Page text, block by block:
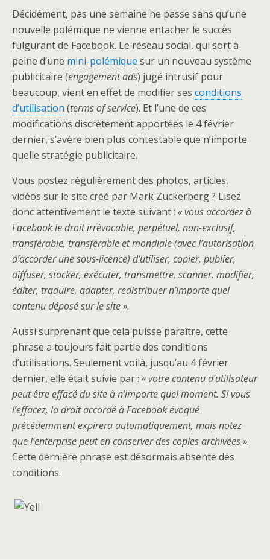
Décidément, pas une semaine ne passe sans qu’une
nouvelle polémique ne vienne entacher le succès
fulgurant de Facebook. Le réseau social, qui sort à
peine d’une mini-polémique sur un nouveau système
publicitaire (engagement ads) jugé intrusif pour
beaucoup, vient en effet de modifier ses conditions
d’utilisation (terms of service). Et l’une de ces
modifications discrètement apportées le 4 février
dernier, s’avère bien plus contestable que n’importe
quelle stratégie publicitaire.
Vous postez régulièrement des photos, articles,
vidéos sur le site créé par Mark Zuckerberg ? Lisez
donc attentivement le texte suivant : « vous accordez à
Facebook le droit irrévocable, perpétuel, non-exclusif,
transférable, transférable et mondiale (avec l’autorisation
d’accorder une sous-licence) d’utiliser, copier, publier,
diffuser, stocker, exécuter, transmettre, scanner, modifier,
éditer, traduire, adapter, redistribuer n’importe quel
contenu déposé sur le site ».
Aussi surprenant que cela puisse paraître, cette
phrase a toujours fait partie des conditions
d’utilisations. Seulement voilà, jusqu’au 4 février
dernier, elle était suivie par : « votre contenu d’utilisateur
peut être effacé du site à n’importe quel moment. Si vous
l’effacez, la droit accordé à Facebook évoqué
précédemment expirera automatiquement, mais notez
que l’enterprise peut en conserver des copies archivées ».
Cette dernière phrase est désormais absente des
conditions.